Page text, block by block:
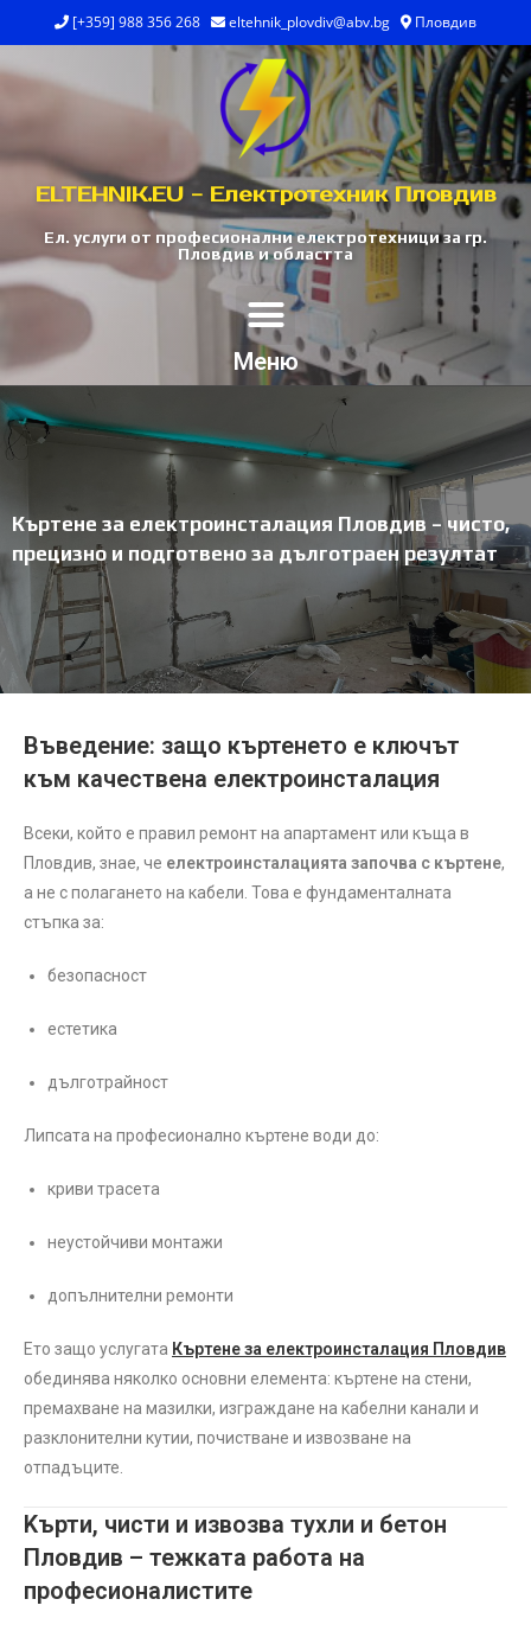
[+359] 988 356 268 eltehnik_plovdiv@abv.bg Пловдив
ELTEHNIK.EU - Електротехник Пловдив
Ел. услуги от професионални електротехници за гр.
Пловдив и областта
Меню
Къртене за електроинсталация Пловдив – чисто,
прецизно и подготвено за дълготраен резултат
Въведение: защо къртенето е ключът
към качествена електроинсталация
Всеки, който е правил ремонт на апартамент или къща в
Пловдив, знае, че електроинсталацията започва с къртене,
а не с полагането на кабели. Това е фундаменталната
стъпка за:
безопасност
естетика
дълготрайност
Липсата на професионално къртене води до:
криви трасета
неустойчиви монтажи
допълнителни ремонти
Ето защо услугата Къртене за електроинсталация Пловдив
обединява няколко основни елемента: къртене на стени,
премахване на мазилки, изграждане на кабелни канали и
разклонителни кутии, почистване и извозване на
отпадъците.
Kърти, чисти и извозва тухли и бетон
Пловдив – тежката работа на
професионалистите